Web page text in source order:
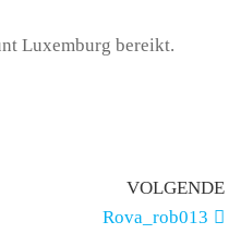
Luxemburg bereikt.
VOLGENDE
Rova_rob013